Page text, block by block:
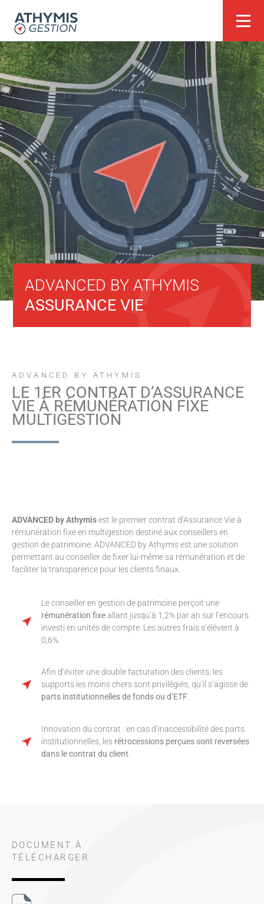
ADVANCED BY ATHYMIS
ASSURANCE VIE
ADVANCED BY ATHYMIS
LE 1ER CONTRAT D’ASSURANCE
VIE À RÉMUNÉRATION FIXE
MULTIGESTION
ADVANCED by Athymisest le premier contrat d’Assurance Vie à
rémunération fixe en multigestion destiné aux conseillers en
gestion de patrimoine. ADVANCED by Athymis est une solution
permettant au conseiller de fixer lui-même sa rémunération et de
faciliter la transparence pour les clients finaux.
Le conseiller en gestion de patrimoine perçoit une
rémunération fixeallant jusqu’à 1,2% par an sur l’encours
investi en unités de compte. Les autres frais s’élèvent à
0,6%.
Afin d’éviter une double facturation des clients, les
supports les moins chers sont privilégiés, qu’il s’agisse de
parts institutionnelles de fonds ou d’ETF.
Innovation du contrat : en cas d’inaccessibilité des parts
institutionnelles, les rétrocessions perçues sont reversées
dans le contrat du client.
DOCUMENT À
TÉLÉCHARGER